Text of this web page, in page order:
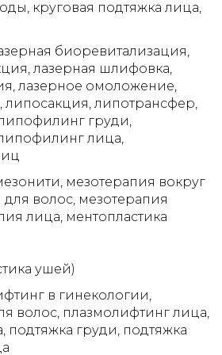
дерматологии и
(Международный
по эстетической медицине
Международный конгресс по
эстетике (г.Москва),
обучающий курс-тренинг
по нехирургическим
омоложения (г.Санкт-Петербург),
Форум Медицины и
(г.Москва), Конгресс по
и эстетической медицине
берега» (г.санкт-Петербург)).
посвященных актуальным
дерматологии и
Регулярно
в специализированных
по дерматокосметологии
Рестилайн, Перлайн, Суржидерм,
Аппаратная косметология
фракционный
фотоомоложение,
сосудов и пигментных пятен,
шлифовка кожи, лазерная и
лазерное удаление
пилингов. Процедуры по уходу
круговая подтяжка лица
биоревитализация
лазерная шлифовка
лазерное омоложение
липосакция липотрансфер
груди
лица
мезотерапия вокруг
для волос мезотерапия
лица ментопластика
ушей)
в гинекологии
волос плазмолифтинг лица
подтяжка груди подтяжка